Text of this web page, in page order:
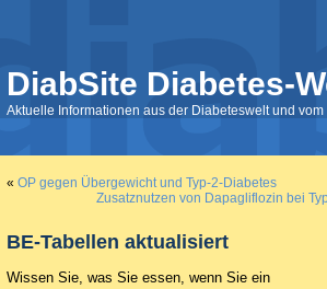
DiabSite Diabetes-
Aktuelle Informationen aus der Diabeteswelt und
« OP gegen Übergewicht und Typ-2-Diabetes
Zusatznutzen von Dapagliflozin bei
BE-Tabellen aktualisiert
Wissen Sie, was Sie essen, wenn Sie ein